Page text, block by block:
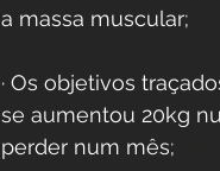
a massa muscular;
· Os objetivos
se aumentou 20kg
perder num mês;